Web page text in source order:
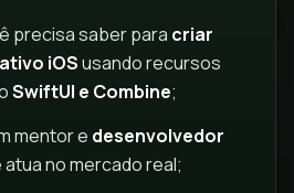
precisa saber para criar
iOSusando recursos
SwiftUI e Combine;
mentor e desenvolvedor
atua no mercado real;